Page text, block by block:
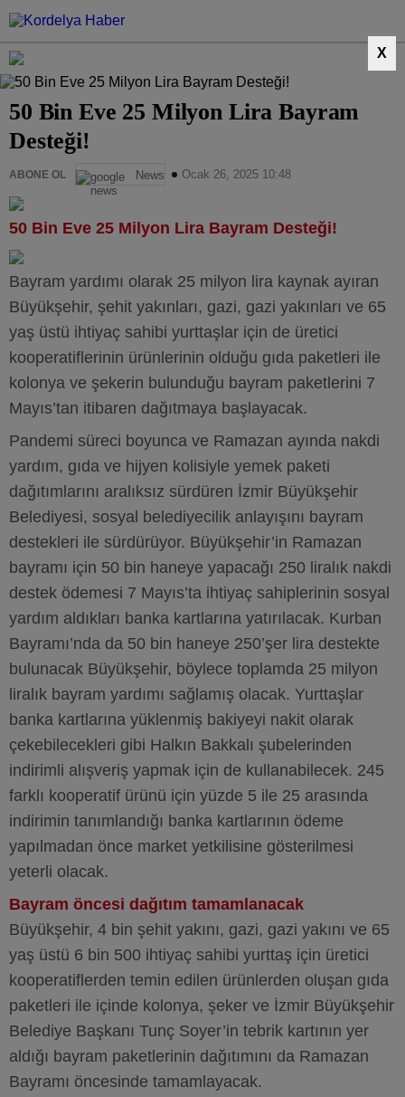
X
50 Bin Eve 25 Milyon Lira Bayram
Desteği!
ABONE OL News Ocak 26, 2025 10:48
50 Bin Eve 25 Milyon Lira Bayram Desteği!
Bayram yardımı olarak 25 milyon lira kaynak ayıran
Büyükşehir, şehit yakınları, gazi, gazi yakınları ve 65
yaş üstü ihtiyaç sahibi yurttaşlar için de üretici
kooperatiflerinin ürünlerinin olduğu gıda paketleri ile
kolonya ve şekerin bulunduğu bayram paketlerini 7
Mayıs’tan itibaren dağıtmaya başlayacak.
Pandemi süreci boyunca ve Ramazan ayında nakdi
yardım, gıda ve hijyen kolisiyle yemek paketi
dağıtımlarını aralıksız sürdüren İzmir Büyükşehir
Belediyesi, sosyal belediyecilik anlayışını bayram
destekleri ile sürdürüyor. Büyükşehir’in Ramazan
bayramı için 50 bin haneye yapacağı 250 liralık nakdi
destek ödemesi 7 Mayıs’ta ihtiyaç sahiplerinin sosyal
yardım aldıkları banka kartlarına yatırılacak. Kurban
Bayramı’nda da 50 bin haneye 250’şer lira destekte
bulunacak Büyükşehir, böylece toplamda 25 milyon
liralık bayram yardımı sağlamış olacak. Yurttaşlar
banka kartlarına yüklenmiş bakiyeyi nakit olarak
çekebilecekleri gibi Halkın Bakkalı şubelerinden
indirimli alışveriş yapmak için de kullanabilecek. 245
farklı kooperatif ürünü için yüzde 5 ile 25 arasında
indirimin tanımlandığı banka kartlarının ödeme
yapılmadan önce market yetkilisine gösterilmesi
yeterli olacak.
Bayram öncesi dağıtım tamamlanacak
Büyükşehir, 4 bin şehit yakını, gazi, gazi yakını ve 65
yaş üstü 6 bin 500 ihtiyaç sahibi yurttaş için üretici
kooperatiflerden temin edilen ürünlerden oluşan gıda
paketleri ile içinde kolonya, şeker ve İzmir Büyükşehir
Belediye Başkanı Tunç Soyer’in tebrik kartının yer
aldığı bayram paketlerinin dağıtımını da Ramazan
Bayramı öncesinde tamamlayacak.